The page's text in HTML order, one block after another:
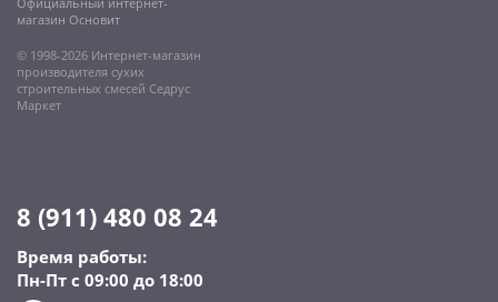
магазин Основит
© 1998-2026 Интернет-магазин
производителя сухих
строительных смесей Седрус
Маркет
8 (911) 480 08 24
Время работы:
Пн-Пт с 09:00 до 18:00